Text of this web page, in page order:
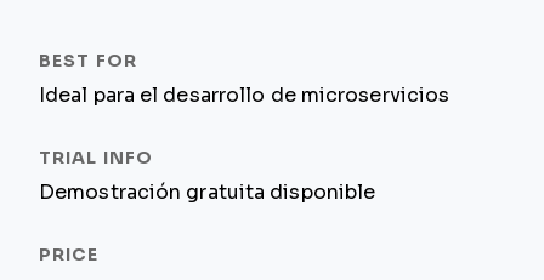
Ideal para el desarrollo de microservicios
Demostración gratuita disponible